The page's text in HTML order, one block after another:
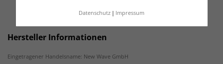
Datenschutz Impressum
Hersteller Informationen
Eingetragener Handelsname: New Wave GmbH